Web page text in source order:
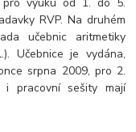
RVP. Na druhém
učebnic aritmetiky
Učebnice je vydána,
srpna 2009, pro 2.
i pracovní sešity mají